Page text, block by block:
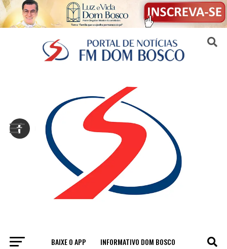
BAIXE O APP INFORMATIVO DOM BOSCO
FORTALEZA
Sair da versão mobile